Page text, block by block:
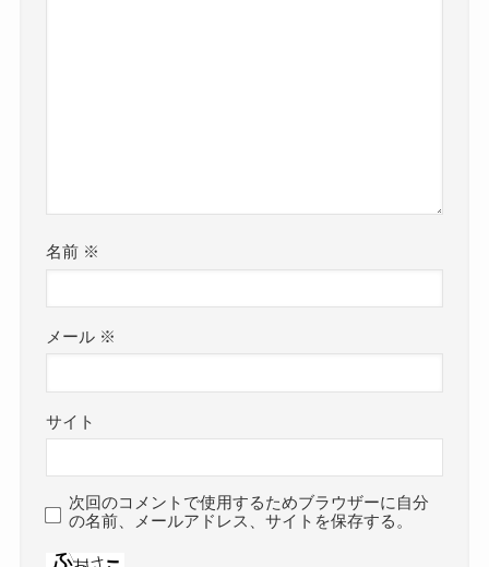
名前 ※
メール ※
サイト
次回のコメントで使用するためブラウザーに自分
の名前、メールアドレス、サイトを保存する。